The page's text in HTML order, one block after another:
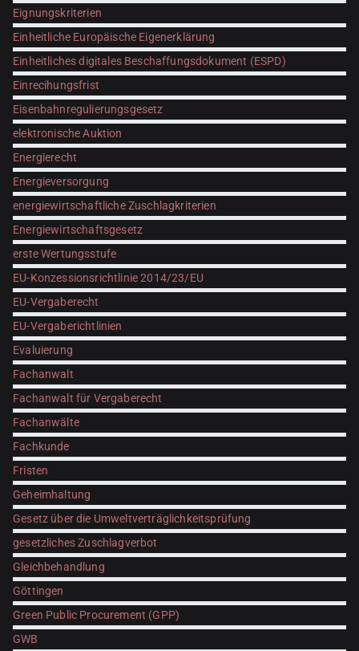
Eignungskriterien
Einheitliche Europäische Eigenerklärung
Einheitliches digitales Beschaffungsdokument (ESPD)
Einrecihungsfrist
Eisenbahnregulierungsgesetz
elektronische Auktion
Energierecht
Energieversorgung
energiewirtschaftliche Zuschlagkriterien
Energiewirtschaftsgesetz
erste Wertungsstufe
EU-Konzessionsrichtlinie 2014/23/EU
EU-Vergaberecht
EU-Vergaberichtlinien
Evaluierung
Fachanwalt
Fachanwalt für Vergaberecht
Fachanwälte
Fachkunde
Fristen
Geheimhaltung
Gesetz über die Umweltverträglichkeitsprüfung
gesetzliches Zuschlagverbot
Gleichbehandlung
Göttingen
Green Public Procurement (GPP)
GWB